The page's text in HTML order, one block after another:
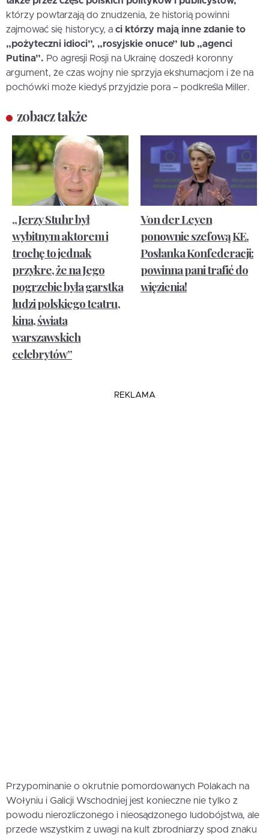
którzy powtarzają do znudzenia, że historią powinni
zajmować się historycy, a ci którzy mają inne zdanie to
„pożyteczni idioci”, „rosyjskie onuce” lub „agenci
Putina”. Po agresji Rosji na Ukrainę doszedł koronny
argument, że czas wojny nie sprzyja ekshumacjom i że na
pochówki może kiedyś przyjdzie pora – podkreśla Miller.
zobacz także
„Jerzy Stuhr był
wybitnym aktorem i
trochę to jednak
przykre, że na Jego
pogrzebie była garstka
ludzi polskiego teatru,
kina, świata
warszawskich
celebrytów”
Von der Leyen
ponownie szefową KE.
Posłanka Konfederacji:
powinna pani trafić do
więzienia!
REKLAMA
Przypominanie o okrutnie pomordowanych Polakach na
Wołyniu i Galicji Wschodniej jest konieczne nie tylko z
powodu nierozliczonego i nieosądzonego ludobójstwa, ale
przede wszystkim z uwagi na kult zbrodniarzy spod znaku